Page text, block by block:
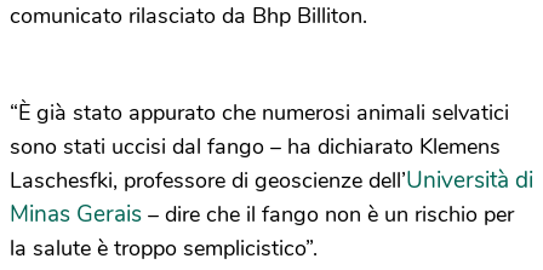
comunicato rilasciato da Bhp Billiton.
“È già stato appurato che numerosi animali selvatici
sono stati uccisi dal fango – ha dichiarato Klemens
Laschesfki, professore di geoscienze dell’Università di
Minas Gerais – dire che il fango non è un rischio per
la salute è troppo semplicistico”.